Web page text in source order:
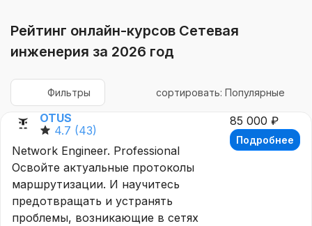
Рейтинг онлайн-курсов Сетевая
инженерия за 2026 год
Фильтры сортировать: Популярные
OTUS
4.7 (43)
Network Engineer. Professional
Освойте актуальные протоколы
маршрутизации. И научитесь
предотвращать и устранять
проблемы, возникающие в сетях
85 000 ₽
Подробнее